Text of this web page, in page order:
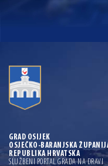
04.08.2026 | U Osijeku
GRAD OSIJEK
OSJEČKO-BARANJSKA
REPUBLIKA HRVATSKA
SLUŽBENI PORTAL GRADA NA DRAVI